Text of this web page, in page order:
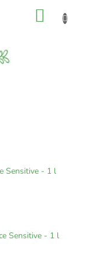
Sensitive - 1 l
Sensitive - 1 l